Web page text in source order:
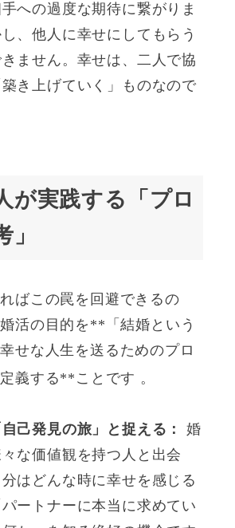
への過度な期待に繋がりま
、他人に幸せにしてもらう
ません。幸せは、二人で協
き上げていく」ものなので
が実践する「プロ
」
ばこの罠を回避できるの
活の目的を**「結婚という
せな人生を送るためのプロ
義する**ことです 。
己発見の旅」と捉える：
婚
な価値観を持つ人と出会
はどんな時に幸せを感じる
ートナーに本当に求めてい